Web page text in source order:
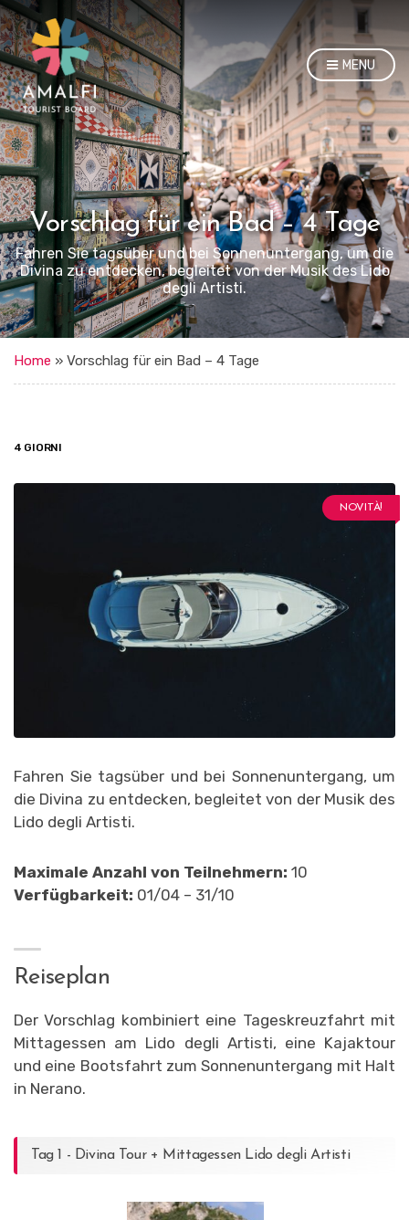
MENU
Vorschlag für ein Bad – 4 Tage
Fahren Sie tagsüber und bei Sonnenuntergang, um die
Divina zu entdecken, begleitet von der Musik des Lido
degli Artisti.
Home » Vorschlag für ein Bad – 4 Tage
4 GIORNI
NOVITÀ!
Fahren Sie tagsüber und bei Sonnenuntergang, um
die Divina zu entdecken, begleitet von der Musik des
Lido degli Artisti.
Maximale Anzahl von Teilnehmern: 10
Verfügbarkeit: 01/04 – 31/10
Reiseplan
Der Vorschlag kombiniert eine Tageskreuzfahrt mit
Mittagessen am Lido degli Artisti, eine Kajaktour
und eine Bootsfahrt zum Sonnenuntergang mit Halt
in Nerano.
Tag 1 - Divina Tour + Mittagessen Lido degli Artisti